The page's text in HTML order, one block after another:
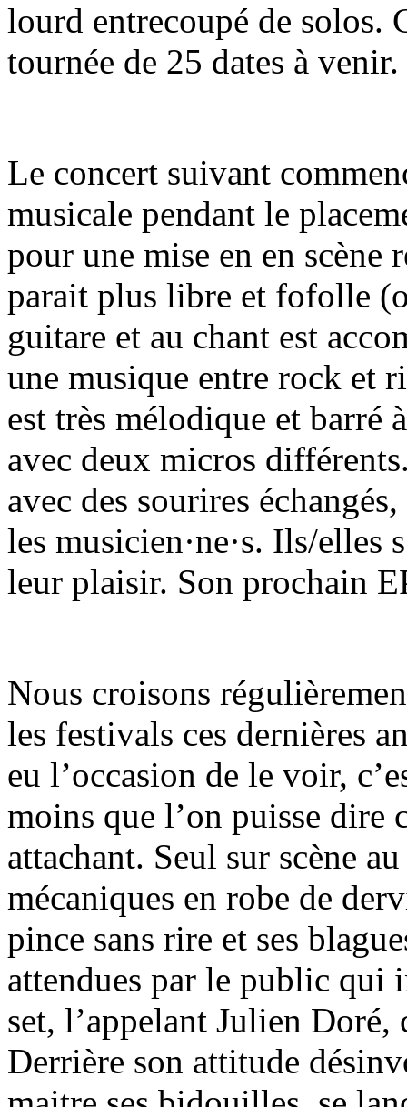
lourd entrecoupé de solos.
tournée de 25 dates à venir.
Le concert suivant
musicale pendant le
pour une mise en en scène
parait plus libre et fofolle
guitare et au chant est
une musique entre rock et
est très mélodique et barré
avec deux micros
avec des sourires
les musicien·ne·s. Ils/elles
leur plaisir. Son prochain
Nous croisons
les festivals ces dernières
eu l’occasion de le voir,
moins que l’on puisse dire
attachant. Seul sur scène
mécaniques en robe de
pince sans rire et ses
attendues par le public qui
set, l’appelant Julien
Derrière son attitude